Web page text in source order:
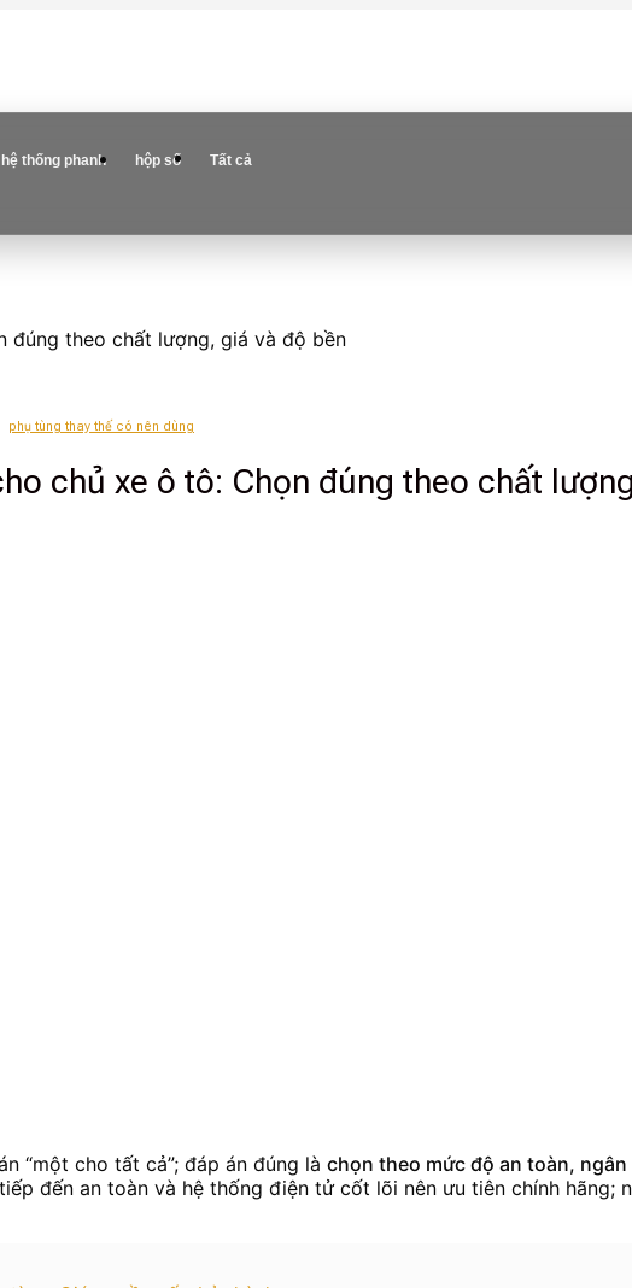
hệ thống phanh hộp số Tất cả
đúng theo chất lượng, giá và độ bền
phụ tùng thay thế có nên dùng
chủ xe ô tô: Chọn đúng theo chất
“một cho tất cả”; đáp án đúng là chọn theo mức độ an toàn,
đến an toàn và hệ thống điện tử cốt lõi nên ưu tiên chính hãng;